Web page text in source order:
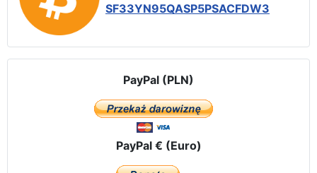
SF33YN95QASP5PSACFDW3
PayPal (PLN)
PayPal € (Euro)